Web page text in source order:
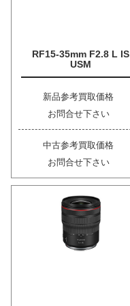
RF15-35mm F2.8 L IS
USM
新品参考買取価格
お問合せ下さい
中古参考買取価格
お問合せ下さい